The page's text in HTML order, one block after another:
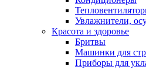
Увлажнители,
Красота и здоровье
Бритвы
Машинки для
Приборы для